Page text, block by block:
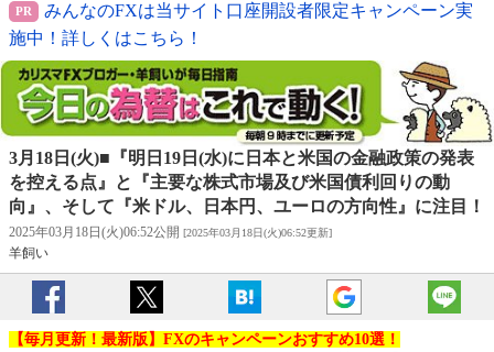
みんなのFXは当サイト口座開設者限定キャンペーン実
施中！詳しくはこちら！
3月18日(火)■『明日19日(水)に日本と米国の金融政策の発表
を控える点』と『主要な株式市場及び米国債利回りの動
向』、そして『米ドル、日本円、ユーロの方向性』に注目！
2025年03月18日(火)06:52公開 [2025年03月18日(火)06:52更新]
羊飼い
【毎月更新！最新版】FXのキャンペーンおすすめ10選！